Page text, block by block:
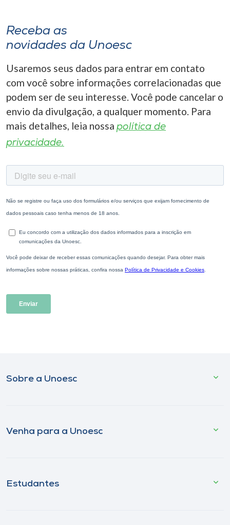
Receba as
novidades da Unoesc
Usaremos seus dados para entrar em contato
com você sobre informações correlacionadas que
podem ser de seu interesse. Você pode cancelar o
envio da divulgação, a qualquer momento. Para
mais detalhes, leia nossa política de
privacidade.
Sobre a Unoesc
Venha para a Unoesc
Estudantes